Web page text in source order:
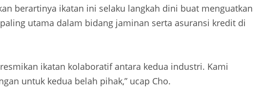
berartinya ikatan ini selaku langkah dini buat menguatkan
utama dalam bidang jaminan serta asuransi kredit di
ikatan kolaboratif antara kedua industri. Kami
untuk kedua belah pihak,” ucap Cho.